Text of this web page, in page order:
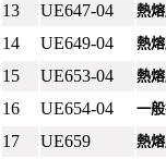
13
UE647-04 熱
14
UE649-04 熱
15
UE653-04 熱
16
UE654-04 一
17
UE659 熱